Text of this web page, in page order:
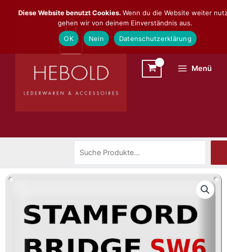
Inhalt
Menü
Diese Website benutzt Cookies. Wenn du die Website weiter
gehen wir von deinem Einverständnis aus.
OK
Nein Datenschutzerklärung